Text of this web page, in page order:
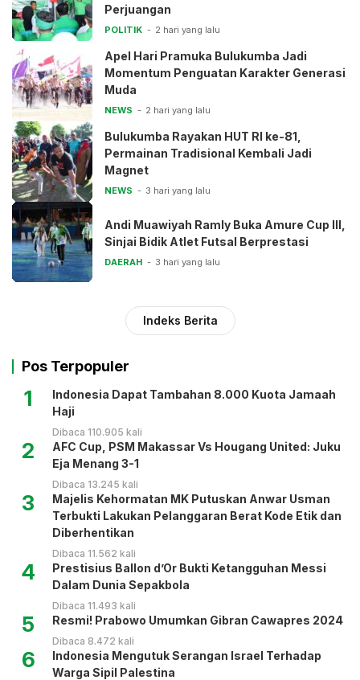
Perjuangan
POLITIK 2 hari yang lalu
Apel Hari Pramuka Bulukumba Jadi
Momentum Penguatan Karakter Generasi
Muda
NEWS 2 hari yang lalu
Bulukumba Rayakan HUT RI ke-81,
Permainan Tradisional Kembali Jadi
Magnet
NEWS 3 hari yang lalu
Andi Muawiyah Ramly Buka Amure Cup III,
Sinjai Bidik Atlet Futsal Berprestasi
DAERAH 3 hari yang lalu
Indeks Berita
Pos Terpopuler
1
Indonesia Dapat Tambahan 8.000 Kuota Jamaah
Haji
Dibaca 110.905 kali
2
AFC Cup, PSM Makassar Vs Hougang United: Juku
Eja Menang 3-1
Dibaca 13.245 kali
3
Majelis Kehormatan MK Putuskan Anwar Usman
Terbukti Lakukan Pelanggaran Berat Kode Etik dan
Diberhentikan
Dibaca 11.562 kali
4
Prestisius Ballon d’Or Bukti Ketangguhan Messi
Dalam Dunia Sepakbola
Dibaca 11.493 kali
5 Resmi! Prabowo Umumkan Gibran Cawapres 2024
Dibaca 8.472 kali
6
Indonesia Mengutuk Serangan Israel Terhadap
Warga Sipil Palestina